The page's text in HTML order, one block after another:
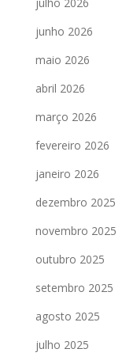
junho 2026
maio 2026
abril 2026
março 2026
fevereiro 2026
janeiro 2026
dezembro 2025
novembro 2025
outubro 2025
setembro 2025
agosto 2025
julho 2025